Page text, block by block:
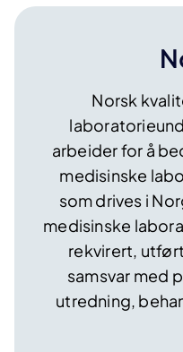
Norsk
arbeider for å
medisinske
som drives i
medisinske
rekvirert,
samsvar med
utredning,